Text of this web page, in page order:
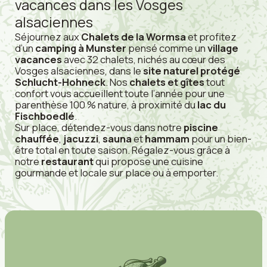
R
V
E
R
B
L
I
J
V
E
N
vacances dans les Vosges
alsaciennes
Séjournez auxChalets de la Wormsaet profitez
d’un camping à Munsterpensé comme unvillage
vacancesavec 32 chalets, nichés au cœur des
Vosges alsaciennes, dans lesite naturel protégé
Schlucht-Hohneck. Noschalets et gîtestout
confort vous accueillent toute l’année pour une
parenthèse 100 % nature, à proximité dulac du
Fischboedlé.
Sur place, détendez-vous dans notrepiscine
chauffée,jacuzzi, saunaethammam pour un bien-
être total en toute saison. Régalez-vous grâce à
notrerestaurantqui propose une cuisine
gourmande et locale sur place ou à emporter.